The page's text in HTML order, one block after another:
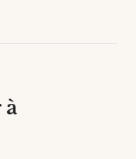
à